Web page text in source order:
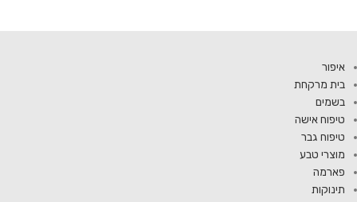
איפור
בית מרקחת
בשמים
טיפוח אישה
טיפוח גבר
מוצרי טבע
פארמה
תינוקות